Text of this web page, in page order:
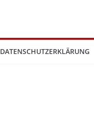
DATENSCHUTZERKLÄRUNG